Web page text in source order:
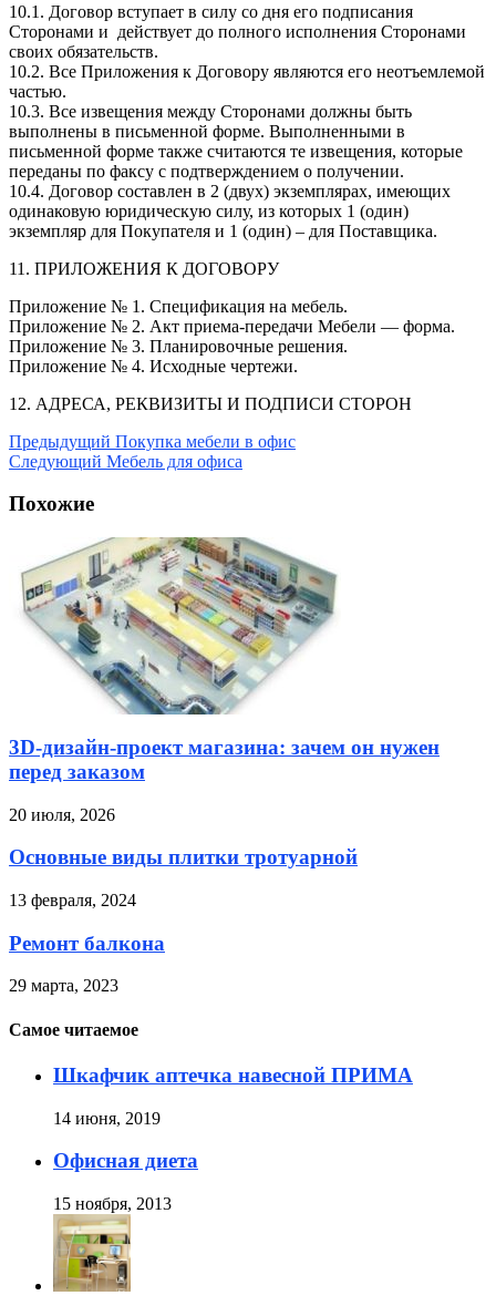
10.1. Договор вступает в силу со дня его подписания
Сторонами и действует до полного исполнения Сторонами
своих обязательств.
10.2. Все Приложения к Договору являются его неотъемлемой
частью.
10.3. Все извещения между Сторонами должны быть
выполнены в письменной форме. Выполненными в
письменной форме также считаются те извещения, которые
переданы по факсу с подтверждением о получении.
10.4. Договор составлен в 2 (двух) экземплярах, имеющих
одинаковую юридическую силу, из которых 1 (один)
экземпляр для Покупателя и 1 (один) – для Поставщика.
11. ПРИЛОЖЕНИЯ К ДОГОВОРУ
Приложение № 1. Спецификация на мебель.
Приложение № 2. Акт приема-передачи Мебели — форма.
Приложение № 3. Планировочные решения.
Приложение № 4. Исходные чертежи.
12. АДРЕСА, РЕКВИЗИТЫ И ПОДПИСИ СТОРОН
Предыдущий Покупка мебели в офис
Следующий Мебель для офиса
Похожие
3D-дизайн-проект магазина: зачем он нужен
перед заказом
20 июля, 2026
Основные виды плитки тротуарной
13 февраля, 2024
Ремонт балкона
29 марта, 2023
Самое читаемое
Шкафчик аптечка навесной ПРИМА
14 июня, 2019
Офисная диета
15 ноября, 2013